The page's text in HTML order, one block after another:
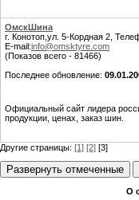
ОмскШина
г. Конотоп,ул. 5-Кордная 2,
E-mail:info@omsktyre.com
(Показов всего - 81466)
Последнее обновление:
Официальный сайт лидера
продукции, ценах, заказ шин.
Другие страницы: [1] [2] [3]
О